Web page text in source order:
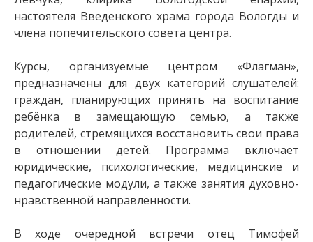
настоятеля Введенского храма города Вологды и
члена попечительского совета центра.
Курсы, организуемые центром «Флагман»,
предназначены для двух категорий слушателей:
граждан, планирующих принять на воспитание
ребёнка в замещающую семью, а также
родителей, стремящихся восстановить свои права
в отношении детей. Программа включает
юридические, психологические, медицинские и
педагогические модули, а также занятия духовно-
нравственной направленности.
В ходе очередной встречи отец Тимофей